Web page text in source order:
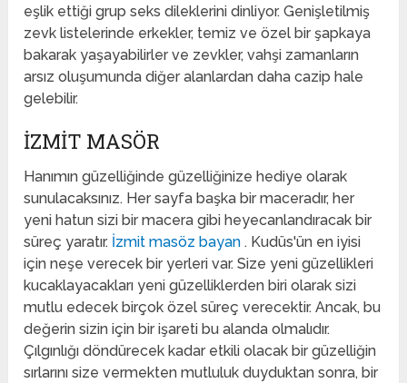
eşlik ettiği grup seks dileklerini dinliyor. Genişletilmiş
zevk listelerinde erkekler, temiz ve özel bir şapkaya
bakarak yaşayabilirler ve zevkler, vahşi zamanların
arsız oluşumunda diğer alanlardan daha cazip hale
gelebilir.
İZMIT MASÖR
Hanımın güzelliğinde güzelliğinize hediye olarak
sunulacaksınız. Her sayfa başka bir maceradır, her
yeni hatun sizi bir macera gibi heyecanlandıracak bir
süreç yaratır. İzmit masöz bayan. Kudüs'ün en iyisi
için neşe verecek bir yerleri var. Size yeni güzellikleri
kucaklayacakları yeni güzelliklerden biri olarak sizi
mutlu edecek birçok özel süreç verecektir. Ancak, bu
değerin sizin için bir işareti bu alanda olmalıdır.
Çılgınlığı döndürecek kadar etkili olacak bir güzelliğin
sırlarını size vermekten mutluluk duyduktan sonra, bir